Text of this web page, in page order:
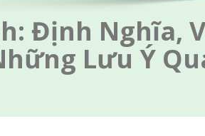
Định Nghĩa,
Lưu Ý